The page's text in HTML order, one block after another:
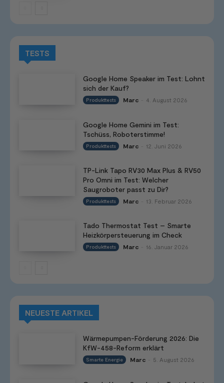
TESTS
Google Home Speaker im Test: Lohnt
sich der Kauf?
Produkttests Marc 4. August 2026
Google Home Gemini im Test:
Tschüss, Roboterstimme!
Produkttests Marc 12. Juni 2026
TP-Link Tapo RV30 Max Plus & RV50
Pro Omni im Test: Welcher
Saugroboter passt zu Dir?
Produkttests Marc 13. Februar 2026
Tado Thermostat Test – Smarte
Heizkörpersteuerung im Check
Produkttests Marc 16. Januar 2026
NEUESTE ARTIKEL
Wärmepumpen-Förderung 2026: Die
KfW-458-Reform erklärt
Smarte Energie Marc 5. August 2026